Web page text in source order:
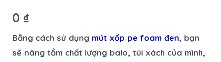
0 ₫
Bằng cách sử dụng mút xốp pe foam đen, bạn
sẽ nâng tầm chất lượng balo, túi xách của mình,